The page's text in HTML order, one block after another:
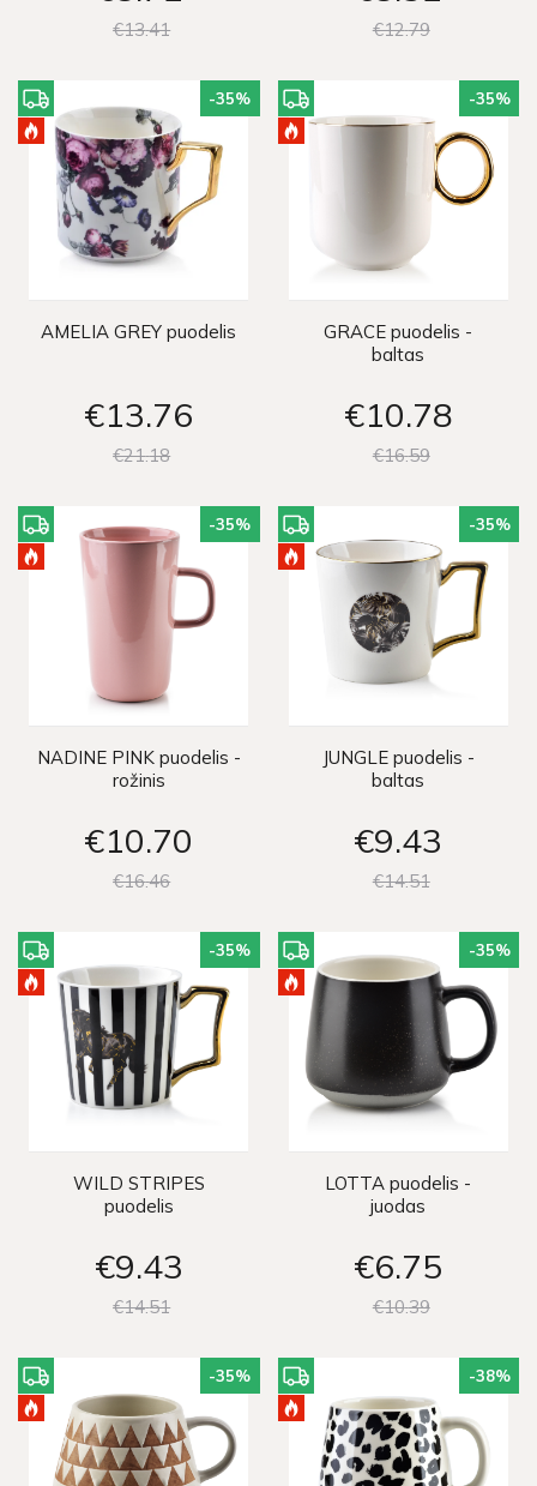
€1341 €1279
-35%
AMELIA GREY puodelis
€13 76
€2118
-35%
GRACE puodelis -
baltas
€10 78
€1659
-35%
NADINE PINK puodelis -
rožinis
€10 70
€1646
-35%
JUNGLE puodelis -
baltas
€9 43
€1451
-35%
WILD STRIPES
puodelis
€9 43
€1451
-35%
LOTTA puodelis -
juodas
€6 75
€1039
-35% -38%